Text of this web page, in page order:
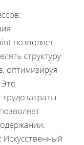
позволяет
структуру
оптимизируя